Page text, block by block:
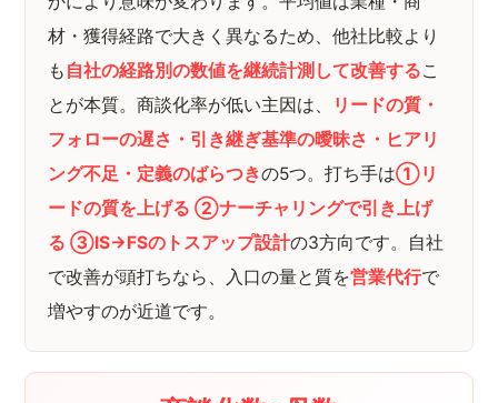
材・獲得経路で大きく異なるため、他社比較より
も 自社の経路別の数値を継続計測して改善するこ
とが本質。商談化率が低い主因は、
リードの質・
フォローの遅さ・引き継ぎ基準の曖昧さ・ヒアリ
ング不足・定義のばらつきの5つ。打ち手は①リ
ードの質を上げる ②ナーチャリングで引き上げ
る ③IS→FSのトスアップ設計の3方向です。自社
で改善が頭打ちなら、入口の量と質を営業代行で
増やすのが近道です。